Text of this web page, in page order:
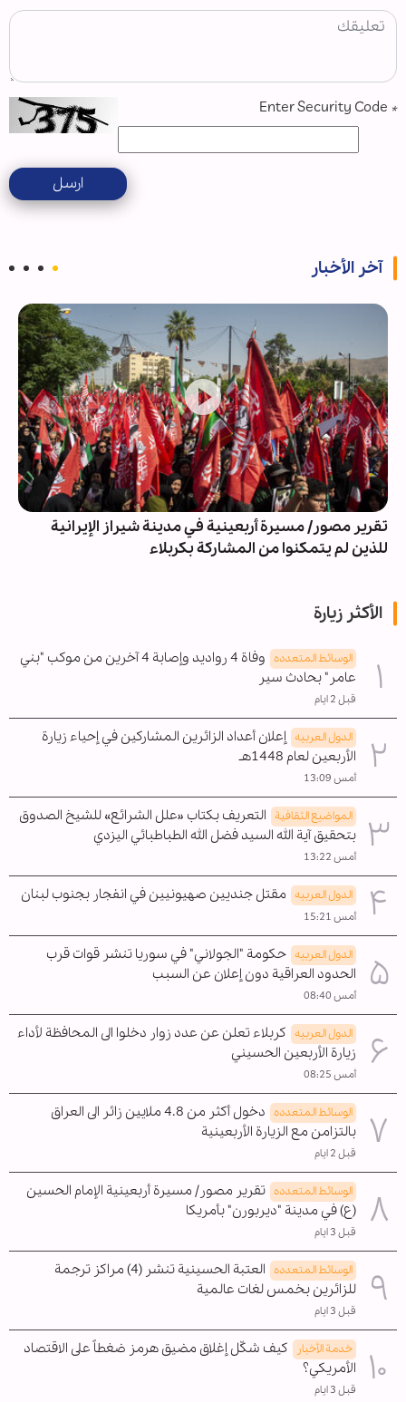
*
ارسل
آخر الأخبار
تقرير مصور/ مسيرة أربعينية في مدينة شيراز الإيرانية
للذين لم يتمكنوا من المشاركة بكربلاء
الأكثر زيارة
الوسائط المتعدده
وفاة 4 رواديد وإصابة 4 آخرين من موكب "بني
عامر" بحادث سير
قبل 2 ايام
الدول العربیه إعلان أعداد الزائرين المشاركين في إحياء زيارة
الأربعين لعام 1448هـ
أمس 13:09
المواضیع الثقافية التعريف بكتاب «علل الشرائع» للشيخ الصدوق
بتحقيق آية الله السيد فضل الله الطباطبائي اليزدي
أمس 13:22
الدول العربیه مقتل جنديين صهيونيين في انفجار بجنوب لبنان
أمس 15:21
الدول العربیه حكومة "الجولاني" في سوريا تنشر قوات قرب
الحدود العراقية دون إعلان عن السبب
أمس 08:40
الدول العربیه كربلاء تعلن عن عدد زوار دخلوا الى المحافظة لأداء
زيارة الأربعين الحسيني
أمس 08:25
الوسائط المتعدده
دخول أكثر من 4.8 ملايين زائر الى العراق
بالتزامن مع الزيارة الأربعينية
قبل 2 ايام
الوسائط المتعدده تقرير مصور/ مسيرة أربعينية الإمام الحسين
(ع) في مدينة "ديربورن" بأمريكا
قبل 3 ايام
الوسائط المتعدده
العتبة الحسينية تنشر (4) مراكز ترجمة
للزائرين بخمس لغات عالمية
قبل 3 ايام
خدمة الأخبار
كيف شكّل إغلاق مضيق هرمز ضغطاً على الاقتصاد
الأمريكي؟
قبل 3 ايام